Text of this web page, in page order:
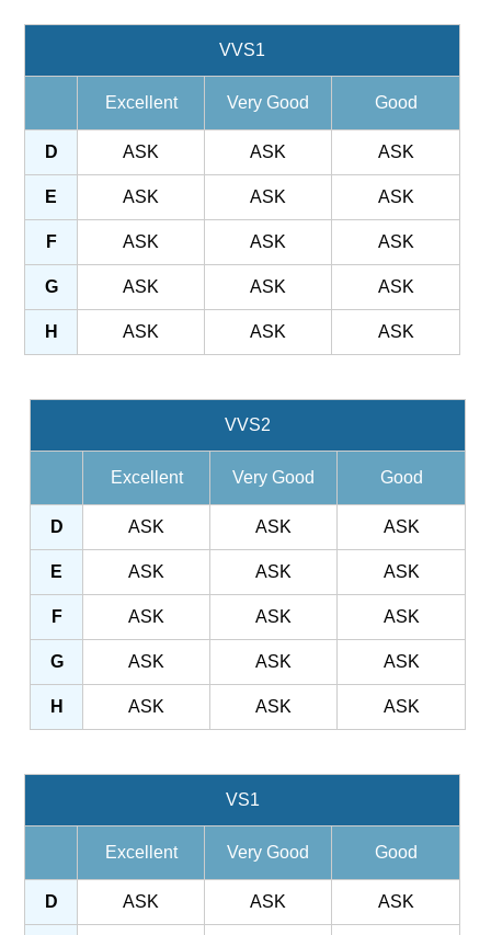
VVS1
Excellent Very Good Good
D ASK ASK ASK
E ASK ASK ASK
F ASK ASK ASK
G ASK ASK ASK
H ASK ASK ASK
VVS2
Excellent Very Good Good
D ASK ASK ASK
E ASK ASK ASK
F ASK ASK ASK
G ASK ASK ASK
H ASK ASK ASK
VS1
Excellent Very Good Good
D ASK ASK ASK